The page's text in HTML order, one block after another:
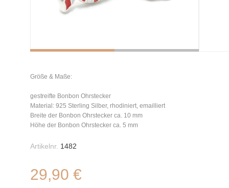
Größe & Maße:
gestreifte Bonbon Ohrstecker
Material: 925 Sterling Silber, rhodiniert, emailliert
Breite der Bonbon Ohrstecker ca. 10 mm
Höhe der Bonbon Ohrstecker ca. 5 mm
Artikelnr. 1482
29,90 €